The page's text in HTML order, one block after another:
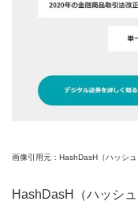
画像引用元：HashDasH（ハッシュ
HashDasH（ハッシ